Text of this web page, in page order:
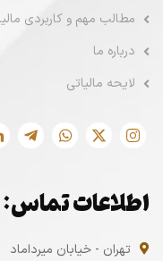
مطالب مهم و کاربردی
درباره ما
لایحه مالیاتی
اطلاعات تماس:
تهران - خیابان میرداماد